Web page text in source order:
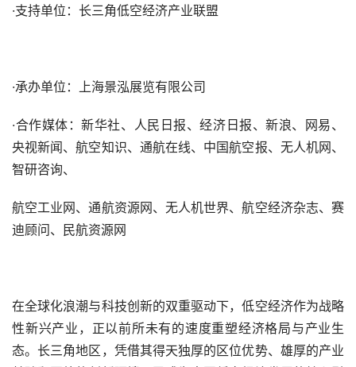
·支持单位：长三角低空经济产业联盟
·承办单位：上海景泓展览有限公司
·合作媒体：新华社、人民日报、经济日报、新浪、网易、
央视新闻、航空知识、通航在线、中国航空报、无人机网、
智研咨询、
航空工业网、通航资源网、无人机世界、航空经济杂志、赛
迪顾问、民航资源网
在全球化浪潮与科技创新的双重驱动下，低空经济作为战略
性新兴产业，正以前所未有的速度重塑经济格局与产业生
态。长三角地区，凭借其得天独厚的区位优势、雄厚的产业